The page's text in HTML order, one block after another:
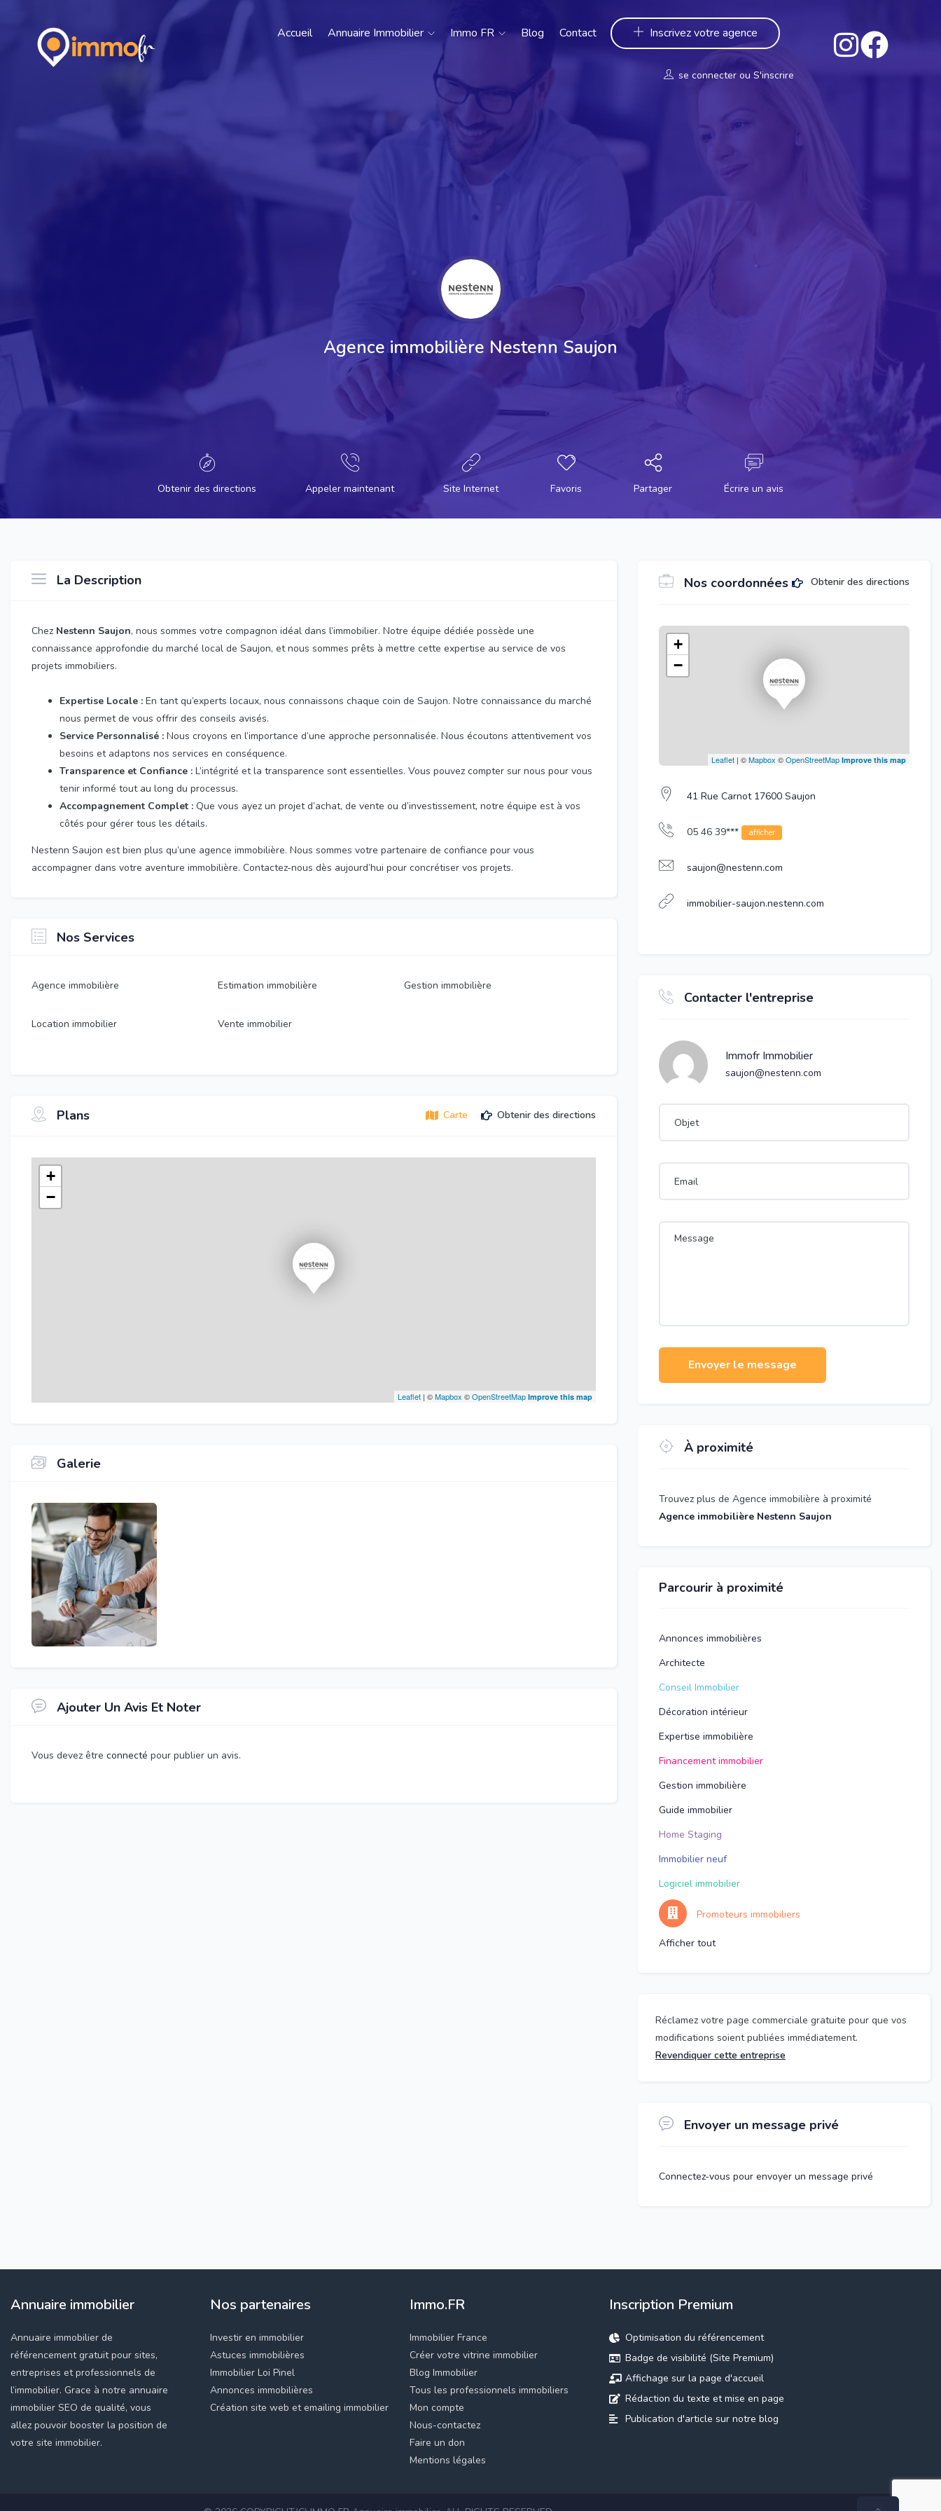
Accueil Annuaire Immobilier Immo FR Blog Contact Inscrivez votre agence
se connecter ou S'inscrire
Agence immobilière Nestenn Saujon
Obtenir des directions Appeler maintenant Site Internet Favoris Partager Écrire un avis
La Description
Chez Nestenn Saujon, nous sommes votre compagnon idéal dans l’immobilier. Notre équipe dédiée possède une
connaissance approfondie du marché local de Saujon, et nous sommes prêts à mettre cette expertise au service de vos
projets immobiliers.
Expertise Locale : En tant qu’experts locaux, nous connaissons chaque coin de Saujon. Notre connaissance du marché
nous permet de vous offrir des conseils avisés.
Service Personnalisé : Nous croyons en l’importance d’une approche personnalisée. Nous écoutons attentivement vos
besoins et adaptons nos services en conséquence.
Transparence et Confiance : L’intégrité et la transparence sont essentielles. Vous pouvez compter sur nous pour vous
tenir informé tout au long du processus.
Accompagnement Complet : Que vous ayez un projet d’achat, de vente ou d’investissement, notre équipe est à vos
côtés pour gérer tous les détails.
Nestenn Saujon est bien plus qu’une agence immobilière. Nous sommes votre partenaire de confiance pour vous
accompagner dans votre aventure immobilière. Contactez-nous dès aujourd’hui pour concrétiser vos projets.
Nos Services
Agence immobilière Estimation immobilière Gestion immobilière
Location immobilier Vente immobilier
Plans Carte Obtenir des directions
+
−
Leaflet | ©Mapbox ©OpenStreetMap Improve this map
Galerie
Ajouter Un Avis Et Noter
Vous devez être connecté pour publier un avis.
Nos coordonnées Obtenir des directions
+
−
Leaflet| ©Mapbox ©OpenStreetMap Improve this map
41 Rue Carnot 17600 Saujon
05 46 39*** afficher
saujon@nestenn.com
immobilier-saujon.nestenn.com
Contacter l'entreprise
Immofr Immobilier
saujon@nestenn.com
Envoyer le message
À proximité
Trouvez plus de Agence immobilière à proximité
Agence immobilière Nestenn Saujon
Parcourir à proximité
Annonces immobilières
Architecte
Conseil Immobilier
Décoration intérieur
Expertise immobilière
Financement immobilier
Gestion immobilière
Guide immobilier
Home Staging
Immobilier neuf
Logiciel immobilier
Promoteurs immobiliers
Afficher tout
Réclamez votre page commerciale gratuite pour que vos
modifications soient publiées immédiatement.
Revendiquer cette entreprise
Envoyer un message privé
Connectez-vous pour envoyer un message privé
Annuaire immobilier
Annuaire immobilier de
référencement gratuit pour sites,
entreprises et professionnels de
l’immobilier. Grace à notre annuaire
immobilier SEO de qualité, vous
allez pouvoir booster la position de
votre site immobilier.
Nos partenaires
Investir en immobilier
Astuces immobilières
Immobilier Loi Pinel
Annonces immobilières
Création site web et emailing immobilier
Immo.FR
Immobilier France
Créer votre vitrine immobilier
Blog Immobilier
Tous les professionnels immobiliers
Mon compte
Nous-contactez
Faire un don
Mentions légales
Inscription Premium
Optimisation du référencement
Badge de visibilité (Site Premium)
Affichage sur la page d'accueil
Rédaction du texte et mise en page
Publication d'article sur notre blog